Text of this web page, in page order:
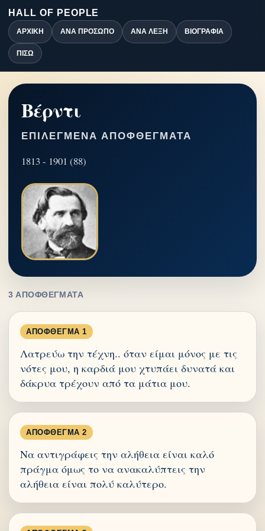
HALL OF PEOPLE
ΑΡΧΙΚΉ ΑΝΆ ΠΡΌΣΩΠΟ ΑΝΆ ΛΈΞΗ ΒΙΟΓΡΑΦΊΑ
ΠΊΣΩ
Βέρντι
ΕΠΙΛΕΓΜΈΝΑ ΑΠΟΦΘΈΓΜΑΤΑ
1813 - 1901 (88)
3 ΑΠΟΦΘΈΓΜΑΤΑ
ΑΠΌΦΘΕΓΜΑ 1
Λατρεύω την τέχνη.. όταν είμαι μόνος με τις
νότες μου, η καρδιά μου χτυπάει δυνατά και
δάκρυα τρέχουν από τα μάτια μου.
ΑΠΌΦΘΕΓΜΑ 2
Να αντιγράφεις την αλήθεια είναι καλό
πράγμα όμως το να ανακαλύπτεις την
αλήθεια είναι πολύ καλύτερο.